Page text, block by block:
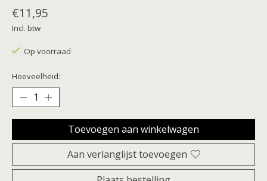
€11,95
Incl. btw
Op voorraad
Hoeveelheid:
Toevoegen aan winkelwagen
Aan verlanglijst toevoegen